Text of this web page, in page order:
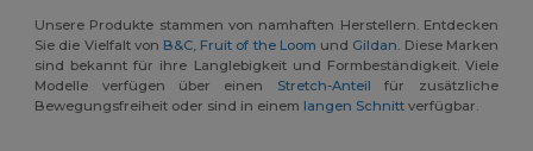
Unsere Produkte stammen von namhaften Herstellern. Entdecken
Sie die Vielfalt von B&C, Fruit of the Loom und Gildan. Diese Marken
sind bekannt für ihre Langlebigkeit und Formbeständigkeit. Viele
Modelle verfügen über einen Stretch-Anteil für zusätzliche
Bewegungsfreiheit oder sind in einem langen Schnitt verfügbar.